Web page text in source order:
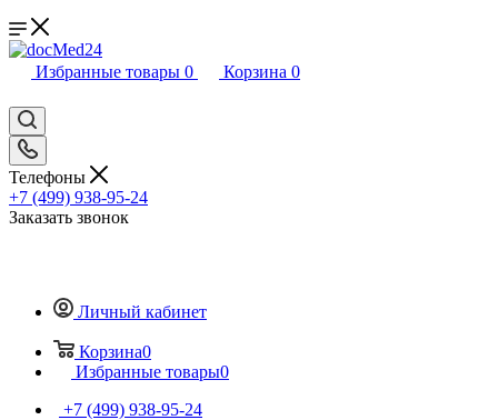
Избранные товары 0 Корзина 0
Телефоны
+7 (499) 938-95-24
Заказать звонок
Личный кабинет
Корзина0
Избранные товары0
+7 (499) 938-95-24